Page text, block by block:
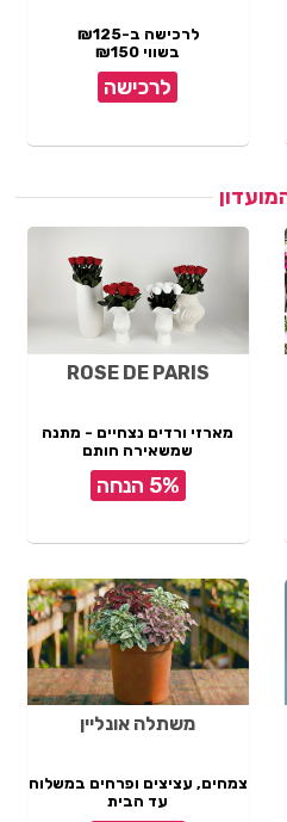
לרכישה ב-₪125
בשווי ₪150
לרכישה
ROSE DE PARIS
מארזי ורדים נצחיים - מתנה
שמשאירה חותם
5% הנחה
משתלה אונליין
צמחים, עציצים ופרחים במשלוח
עד הבית